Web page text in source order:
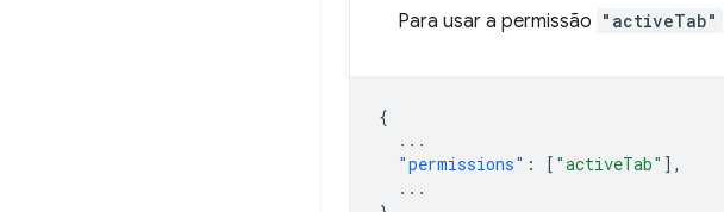
Para usar a permissão "activeTab"
{
...
"permissions" : [ "activeTab" ],
...